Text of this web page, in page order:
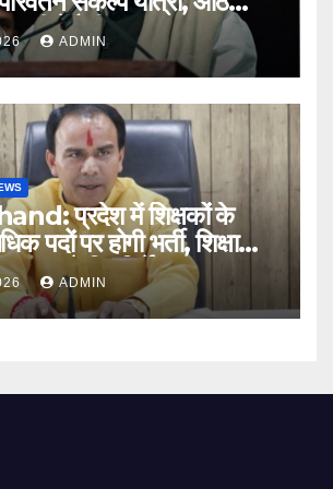
में रैली
ADMIN
प्रदेश में शिक्षकों के
पदों पर होगी भर्ती, शिक्षा
रावत ने दिए निर्देश
ADMIN